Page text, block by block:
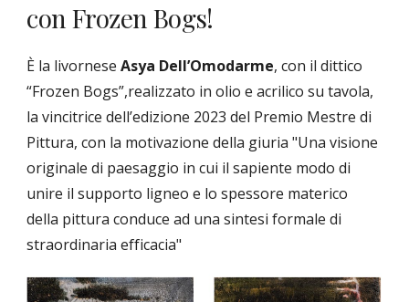
con Frozen Bogs!
Ѐ la livorneseAsya Dell’Omodarme, con il dittico
“Frozen Bogs”,realizzato in olio e acrilico su tavola,
la vincitrice dell’edizione 2023 del Premio Mestre di
Pittura, con la motivazione della giuria "Una visione
originale di paesaggio in cui il sapiente modo di
unire il supporto ligneo e lo spessore materico
della pittura conduce ad una sintesi formale di
straordinaria efficacia"